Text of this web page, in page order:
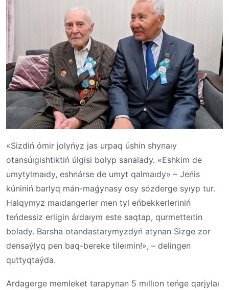
«Sizdiń ómir jolyńyz jas urpaq úshin shynaıy
otansúıgishtiktiń úlgisi bolyp sanalady. «Eshkim de
umytylmaıdy, eshnárse de umyt qalmaıdy» – Jeńis
kúniniń barlyq mán-maǵynasy osy sózderge syıyp tur.
Halqymyz maıdangerler men tyl eńbekkerleriniń
teńdessiz erligin árdaıym este saqtap, qurmetteıtin
bolady. Barsha otandastarymyzdyń atynan Sizge zor
densaýlyq pen baq-bereke tileımin!», – delingen
quttyqtaýda.
Ardagerge memleket tarapynan 5 mıllıon teńge qarjylaı